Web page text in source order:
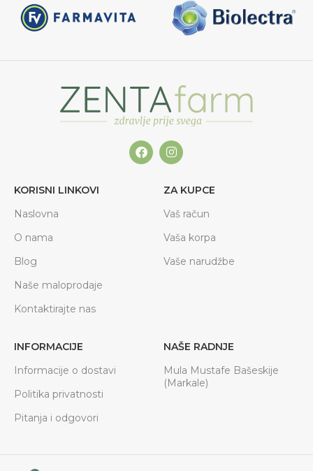
KORISNI LINKOVI
Naslovna
O nama
Blog
Naše maloprodaje
Kontaktirajte nas
ZA KUPCE
Vaš račun
Vaša korpa
Vaše narudžbe
INFORMACIJE
Informacije o dostavi
Politika privatnosti
Pitanja i odgovori
NAŠE RADNJE
Mula Mustafe Bašeskije
(Markale)